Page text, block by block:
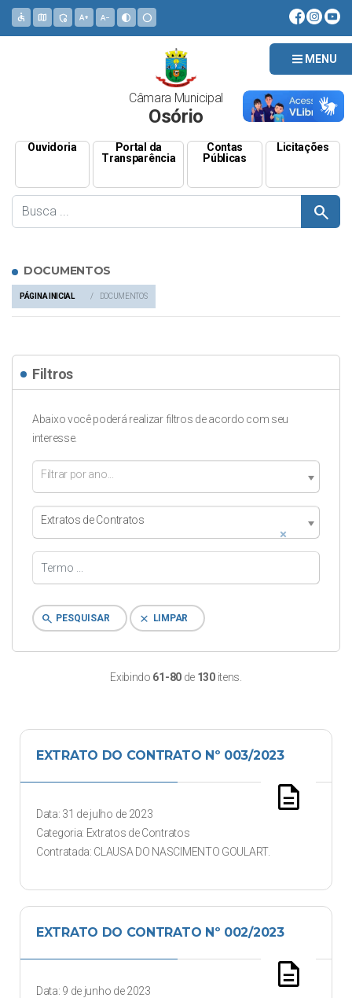
MENU
accessible map admin_panel_settings text_increase text_decrease contrast circle
Câmara Municipal
Osório
Ouvidoria
Portal da
Transparência
Contas
Públicas
Licitações
search
DOCUMENTOS
PÁGINA INICIAL DOCUMENTOS
Exibindo 61-80de 130itens.
description
EXTRATO DO CONTRATO Nº 003/2023
Data: 31 de julho de 2023
Categoria: Extratos de Contratos
Contratada: CLAUSA DO NASCIMENTO GOULART.
description
EXTRATO DO CONTRATO Nº 002/2023
Data: 9 de junho de 2023
Filtros
Abaixo você poderá realizar filtros de acordo com seu
interesse.
Filtrar por ano...
×
Extratos de Contratos
search PESQUISAR clear LIMPAR